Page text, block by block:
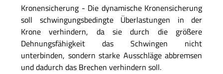
Kronensicherung - Die dynamische Kronensicherung
soll schwingungsbedingte Überlastungen in der
Krone verhindern, da sie durch die größere
Dehnungsfähigkeit das Schwingen nicht
unterbinden, sondern starke Ausschläge abbremsen
und dadurch das Brechen verhindern soll.